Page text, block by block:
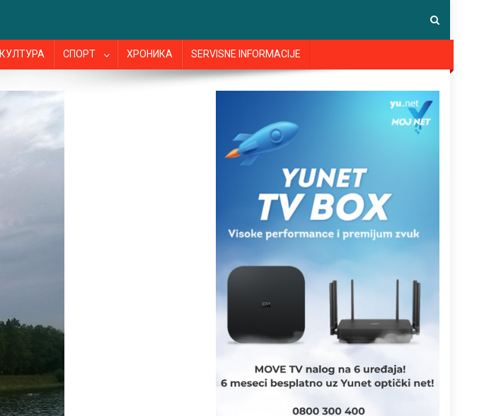
КУЛТУРА СПОРТ ХРОНИКА SERVISNE INFORMACIJE